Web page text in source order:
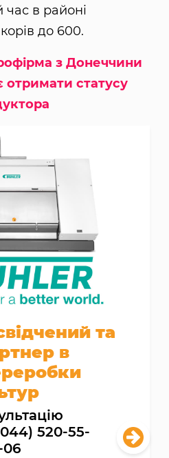
час в районі
до 600.
з Донеччини
отримати статусу
та
в
520-55-
06